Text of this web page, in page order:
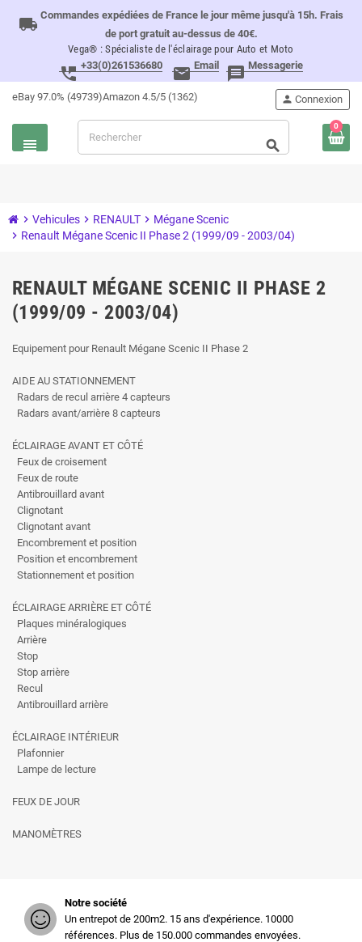
local_shipping Commandes expédiées de France le jour même jusqu'à 15h. Frais
de port gratuit au-dessus de 40€.
Vega® : Spécialiste de l'éclairage pour Auto et Moto
perm_phone_msg +33(0)261536680 email Email message Messagerie
eBay 97.0% (49739)Amazon 4.5/5 (1362)
view_headline
person Connexion
search
0
chevron_right Vehicules chevron_right RENAULT chevron_right Mégane Scenic
chevron_right Renault Mégane Scenic II Phase 2 (1999/09 - 2003/04)
RENAULT MÉGANE SCENIC II PHASE 2
(1999/09 - 2003/04)
Equipement pour Renault Mégane Scenic II Phase 2
AIDE AU STATIONNEMENT
Radars de recul arrière 4 capteurs
Radars avant/arrière 8 capteurs
ÉCLAIRAGE AVANT ET CÔTÉ
Feux de croisement
Feux de route
Antibrouillard avant
Clignotant
Clignotant avant
Encombrement et position
Position et encombrement
Stationnement et position
ÉCLAIRAGE ARRIÈRE ET CÔTÉ
Plaques minéralogiques
Arrière
Stop
Stop arrière
Recul
Antibrouillard arrière
ÉCLAIRAGE INTÉRIEUR
Plafonnier
Lampe de lecture
FEUX DE JOUR
MANOMÈTRES
Notre société
Un entrepot de 200m2. 15 ans d'expérience. 10000
références. Plus de 150.000 commandes envoyées.